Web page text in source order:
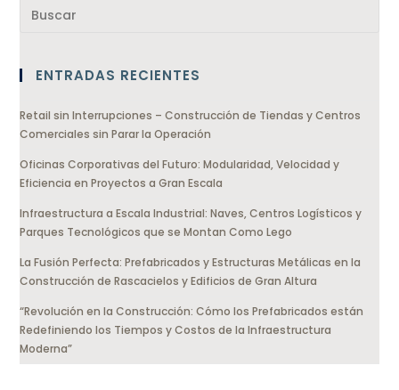
ENTRADAS RECIENTES
Retail sin Interrupciones – Construcción de Tiendas y Centros
Comerciales sin Parar la Operación
Oficinas Corporativas del Futuro: Modularidad, Velocidad y
Eficiencia en Proyectos a Gran Escala
Infraestructura a Escala Industrial: Naves, Centros Logísticos y
Parques Tecnológicos que se Montan Como Lego
La Fusión Perfecta: Prefabricados y Estructuras Metálicas en la
Construcción de Rascacielos y Edificios de Gran Altura
“Revolución en la Construcción: Cómo los Prefabricados están
Redefiniendo los Tiempos y Costos de la Infraestructura
Moderna”